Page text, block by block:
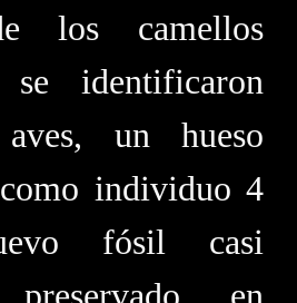
los camellos
se identificaron
un hueso
individuo 4
fósil casi
preservado en